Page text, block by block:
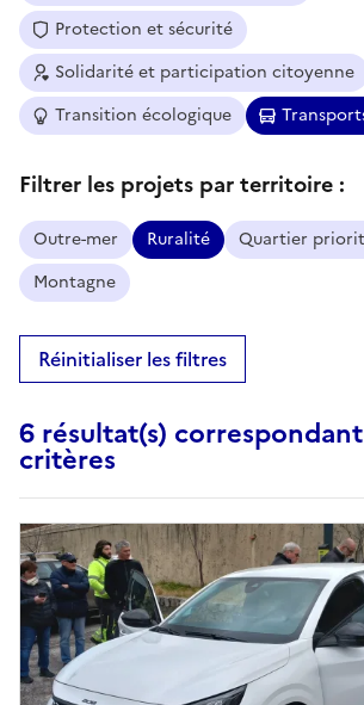
Protection et sécurité
Solidarité et participation citoyenne
Transition écologique
Filtrer les projets par territoire :
Outre-mer Ruralité
Quartier
Montagne
Réinitialiser les filtres
6 résultat(s)
critères